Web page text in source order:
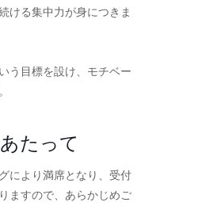
ける集中力が身につきま
う目標を設け、モチベー
たって
により満席となり、受付
ますので、あらかじめご